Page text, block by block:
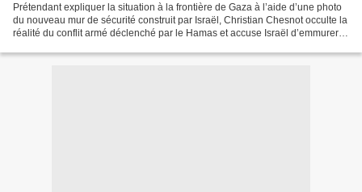
Prétendant expliquer la situation à la frontière de Gaza à l’aide d’une photo
du nouveau mur de sécurité construit par Israël, Christian Chesnot occulte la
réalité du conflit armé déclenché par le Hamas et accuse Israël d’emmurer